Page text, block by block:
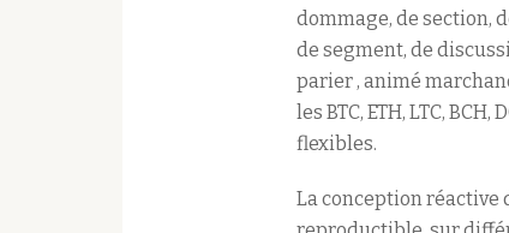
dommage, de section,
de segment, de
parier , animé
les BTC, ETH, LTC,
flexibles.
La conception réactive